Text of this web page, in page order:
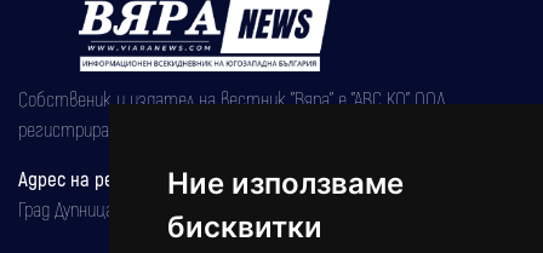
Ние използваме
бисквитки
Собственик и издател на вестник "Вяра" е "АВС КО" ООД,
регистрирана на 08.05.2002 година.
Адрес на редакцията
Град Дупница, ул.''Христо Ботев" 43